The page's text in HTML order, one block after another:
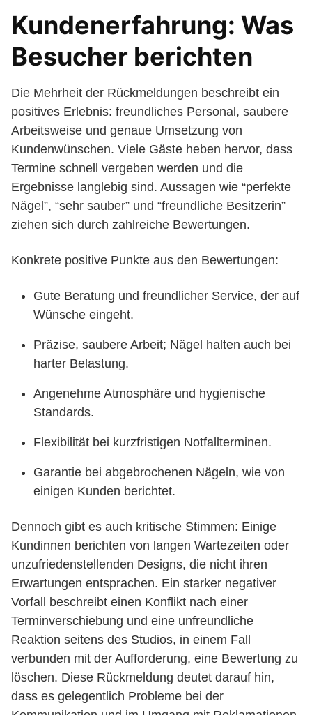
Kundenerfahrung: Was
Besucher berichten
Die Mehrheit der Rückmeldungen beschreibt ein
positives Erlebnis: freundliches Personal, saubere
Arbeitsweise und genaue Umsetzung von
Kundenwünschen. Viele Gäste heben hervor, dass
Termine schnell vergeben werden und die
Ergebnisse langlebig sind. Aussagen wie “perfekte
Nägel”, “sehr sauber” und “freundliche Besitzerin”
ziehen sich durch zahlreiche Bewertungen.
Konkrete positive Punkte aus den Bewertungen:
Gute Beratung und freundlicher Service, der auf
Wünsche eingeht.
Präzise, saubere Arbeit; Nägel halten auch bei
harter Belastung.
Angenehme Atmosphäre und hygienische
Standards.
Flexibilität bei kurzfristigen Notfallterminen.
Garantie bei abgebrochenen Nägeln, wie von
einigen Kunden berichtet.
Dennoch gibt es auch kritische Stimmen: Einige
Kundinnen berichten von langen Wartezeiten oder
unzufriedenstellenden Designs, die nicht ihren
Erwartungen entsprachen. Ein starker negativer
Vorfall beschreibt einen Konflikt nach einer
Terminverschiebung und eine unfreundliche
Reaktion seitens des Studios, in einem Fall
verbunden mit der Aufforderung, eine Bewertung zu
löschen. Diese Rückmeldung deutet darauf hin,
dass es gelegentlich Probleme bei der